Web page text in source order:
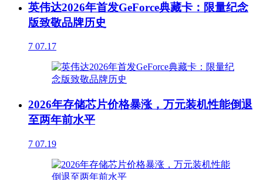
英伟达2026年首发GeForce典藏卡：限量纪念
版致敬品牌历史
7 07.17
2026年存储芯片价格暴涨，万元装机性能倒退
至两年前水平
7 07.19